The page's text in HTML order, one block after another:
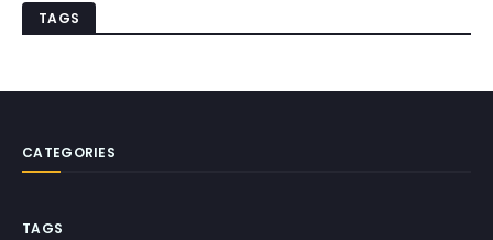
TAGS
CATEGORIES
TAGS